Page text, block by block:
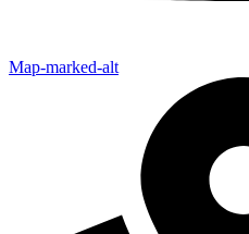
Map-marked-alt